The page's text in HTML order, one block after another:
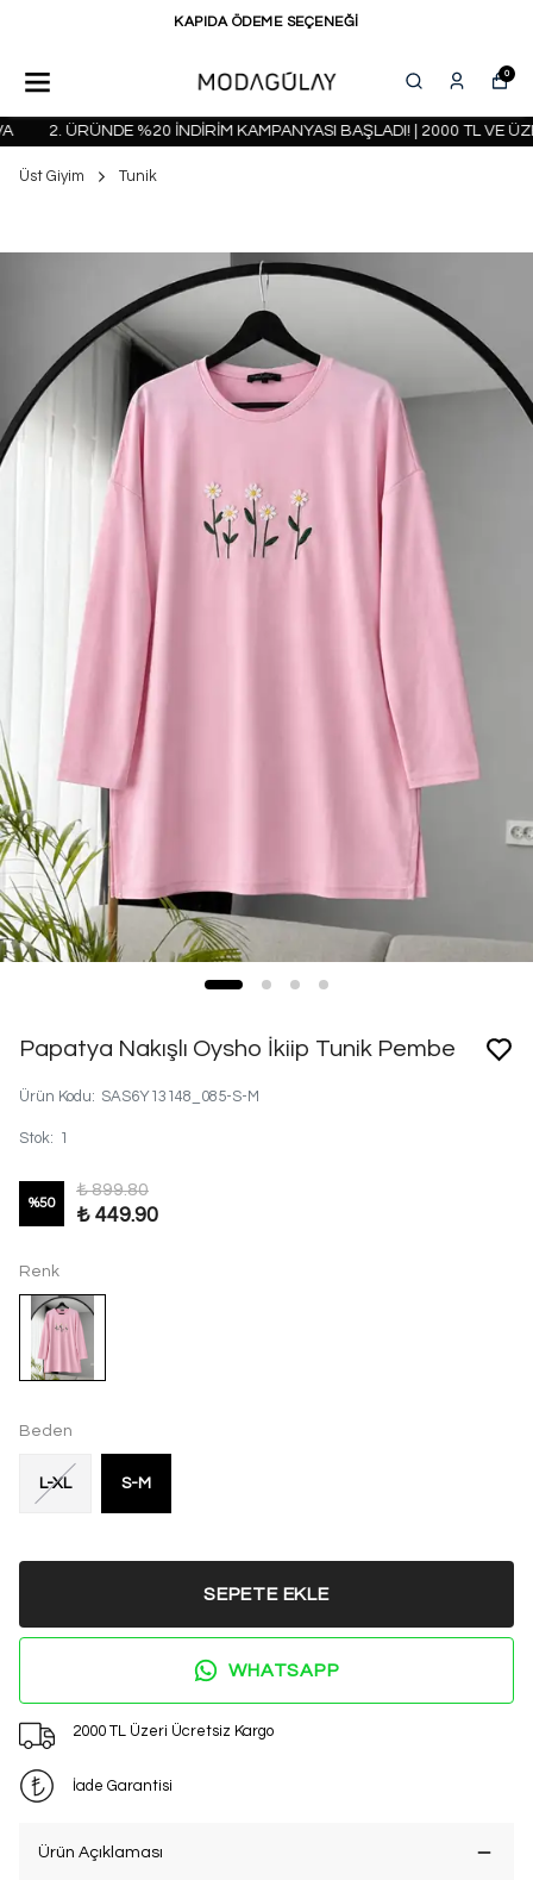
KAPIDA ÖDEME SEÇENEĞİ
0
2. ÜRÜNDE %20 İNDİRİM KAMPANYASI BAŞLADI! | 2000 TL VE
Üst Giyim Tunik
Papatya Nakışlı Oysho İkiip Tunik Pembe
Ürün Kodu: SAS6Y13148_085-S-M
Stok: 1
%50
₺ 899.80
₺ 449.90
Renk
Beden
L-XL S-M
SEPETE EKLE
WHATSAPP
2000 TL Üzeri Ücretsiz Kargo
İade Garantisi
Ürün Açıklaması